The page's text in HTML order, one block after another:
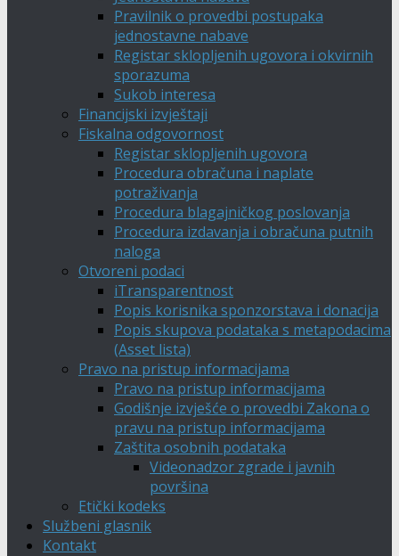
Pravilnik o provedbi postupaka
jednostavne nabave
Registar sklopljenih ugovora i okvirnih
sporazuma
Sukob interesa
Financijski izvještaji
Fiskalna odgovornost
Registar sklopljenih ugovora
Procedura obračuna i naplate
potraživanja
Procedura blagajničkog poslovanja
Procedura izdavanja i obračuna putnih
naloga
Otvoreni podaci
iTransparentnost
Popis korisnika sponzorstava i donacija
Popis skupova podataka s metapodacima
(Asset lista)
Pravo na pristup informacijama
Pravo na pristup informacijama
Godišnje izvješće o provedbi Zakona o
pravu na pristup informacijama
Zaštita osobnih podataka
Videonadzor zgrade i javnih
površina
Etički kodeks
Službeni glasnik
Kontakt